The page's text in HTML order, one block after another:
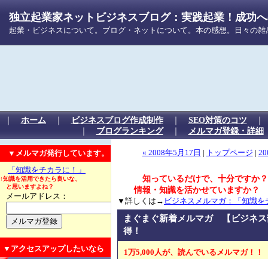
独立起業家ネットビジネスブログ：実践起業！成功
起業・ビジネスについて。ブログ・ネットについて。本の感想。日々の
｜ ホーム ｜ ビジネスブログ作成制作｜ SEO対策のコツ
｜ ブログランキング｜ メルマガ登録・詳細
▼メルマガ発行しています。
「知識をチカラに！」
↑知識を活用できたら良いな、
と思いますよね？
メールアドレス：
▼アクセスアップしたいなら
« 2008年5月17日 トップページ
知っているだけで、十分ですか？
情報・知識を活かせていますか？
▼詳しくは→ ビジネスメルマガ：「知識を
まぐまぐ新着メルマガ 【ビジネ
得！
1万5,000人が、読んでいるメルマガ！！